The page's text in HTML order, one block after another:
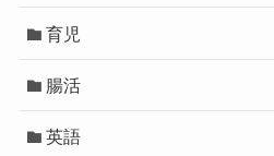
育児
腸活
英語